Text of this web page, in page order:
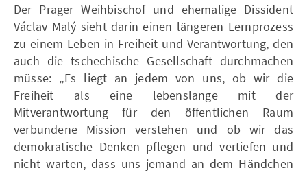
Der Prager Weihbischof und ehemalige Dissident
Václav Malý sieht darin einen längeren Lernprozess
zu einem Leben in Freiheit und Verantwortung, den
auch die tschechische Gesellschaft durchmachen
müsse: „Es liegt an jedem von uns, ob wir die
Freiheit als eine lebenslange mit der
Mitverantwortung für den öffentlichen Raum
verbundene Mission verstehen und ob wir das
demokratische Denken pflegen und vertiefen und
nicht warten, dass uns jemand an dem Händchen